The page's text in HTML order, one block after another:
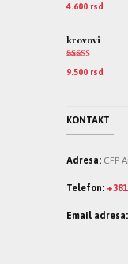
5.00od 5
4.600 rsd
krovovi
5.00od 5
9.500 rsd
KONTAKT
Adresa: CFP
Telefon:
Email adresa: